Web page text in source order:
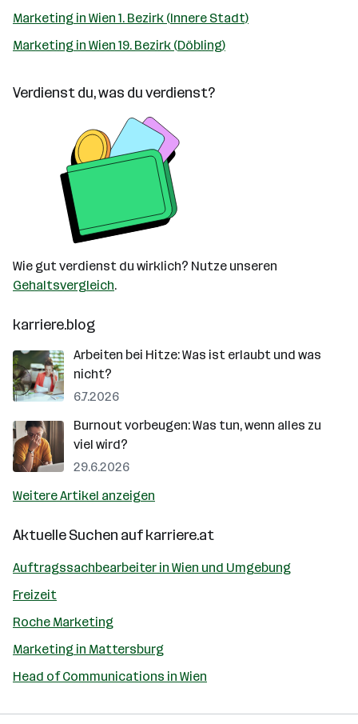
Marketing in Wien 1. Bezirk (Innere Stadt)
Marketing in Wien 19. Bezirk (Döbling)
Verdienst du, was du verdienst?
Wie gut verdienst du wirklich? Nutze unseren
Gehaltsvergleich.
karriere.blog
Arbeiten bei Hitze: Was ist erlaubt und was
nicht?
6.7.2026
Burnout vorbeugen: Was tun, wenn alles zu
viel wird?
29.6.2026
Weitere Artikel anzeigen
Aktuelle Suchen aufkarriere.at
Auftragssachbearbeiter in Wien und Umgebung
Freizeit
Roche Marketing
Marketing in Mattersburg
Head of Communications in Wien